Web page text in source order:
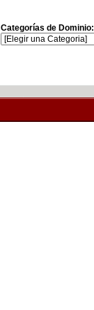
Categorías de Dominio: